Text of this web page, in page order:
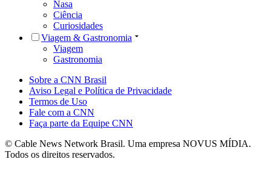
Nasa
Ciência
Curiosidades
Viagem & Gastronomia
Viagem
Gastronomia
Sobre a CNN Brasil
Aviso Legal e Política de Privacidade
Termos de Uso
Fale com a CNN
Faça parte da Equipe CNN
© Cable News Network Brasil. Uma empresa NOVUS MÍDIA.
Todos os direitos reservados.